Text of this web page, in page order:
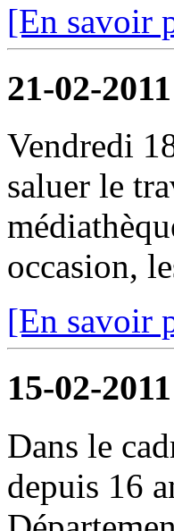
[En savoir
21-02-2011
Vendredi
saluer le
occasion,
[En savoir
15-02-2011
Dans le
depuis 16